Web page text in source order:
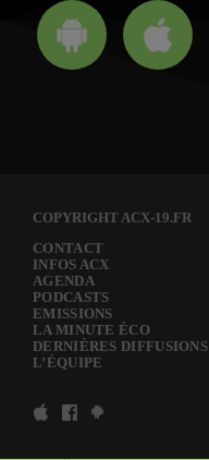
COPYRIGHT ACX-19.FR
CONTACT
INFOS ACX
AGENDA
PODCASTS
EMISSIONS
LA MINUTE ÉCO
DERNIÈRES DIFFUSIONS
L’ÉQUIPE